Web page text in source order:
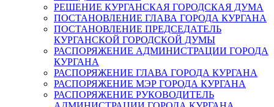
РЕШЕНИЕ КУРГАНСКАЯ ГОРОДСКАЯ ДУМА
ПОСТАНОВЛЕНИЕ ГЛАВА ГОРОДА КУРГАНА
ПОСТАНОВЛЕНИЕ ПРЕДСЕДАТЕЛЬ
КУРГАНСКОЙ ГОРОДСКОЙ ДУМЫ
РАСПОРЯЖЕНИЕ АДМИНИСТРАЦИИ ГОРОДА
КУРГАНА
РАСПОРЯЖЕНИЕ ГЛАВА ГОРОДА КУРГАНА
РАСПОРЯЖЕНИЕ МЭР ГОРОДА КУРГАНА
РАСПОРЯЖЕНИЕ РУКОВОДИТЕЛЬ